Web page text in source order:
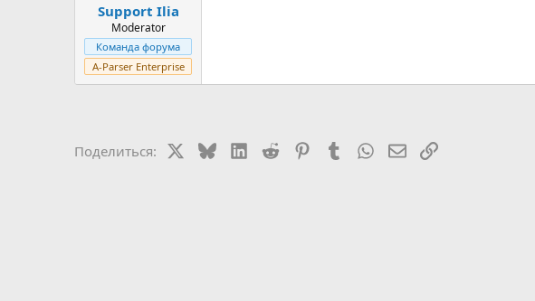
л
Support Ilia
Moderator
Команда форума
A-Parser Enterprise
Поделиться: BlueskyLinkedIn
Reddit PinterestTumblrWhatsAppЭлектронная почта
Ссылка